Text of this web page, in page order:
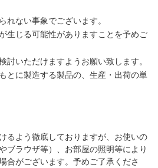
れない事象でございます。
生じる可能性がありますことを予めご
討いただけますようお願い致します。
とに製造する製品の、生産・出荷の単
るよう徹底しておりますが、お使いの
ブラウザ等）、お部屋の照明等により
合がございます。予めご了承くださ